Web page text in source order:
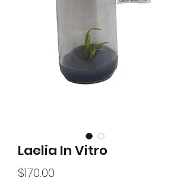
Laelia In Vitro
$170.00